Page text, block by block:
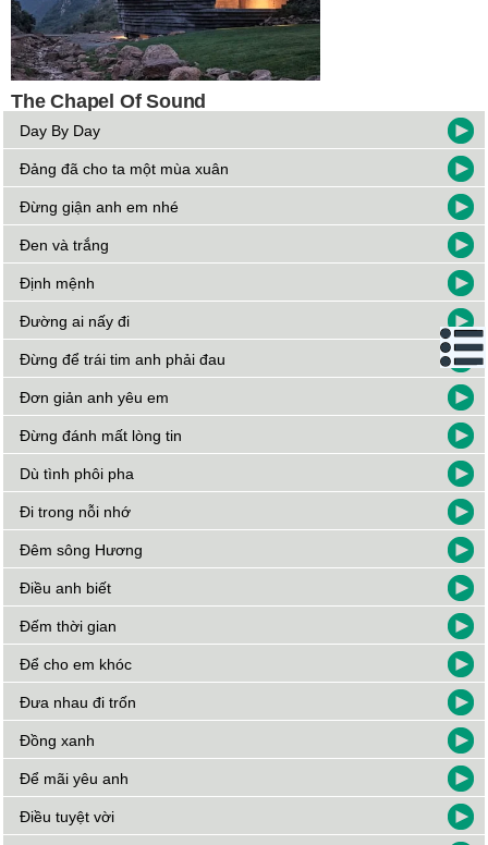
Day By Day
Đảng đã cho ta một mùa xuân
Đừng giận anh em nhé
Đen và trắng
Định mệnh
Đường ai nấy đi
Đừng để trái tim anh phải đau
Đơn giản anh yêu em
Đừng đánh mất lòng tin
Dù tình phôi pha
Đi trong nỗi nhớ
Đêm sông Hương
Điều anh biết
Đếm thời gian
Để cho em khóc
Đưa nhau đi trốn
Đồng xanh
Để mãi yêu anh
Điều tuyệt vời